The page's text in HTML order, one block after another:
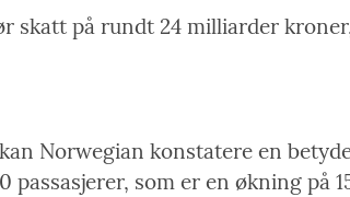
skatt på rundt 24 milliarder
Norwegian konstatere en
som er en økning på